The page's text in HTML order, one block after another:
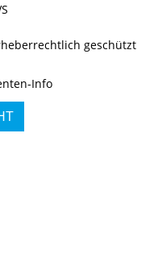
geschützt
Info